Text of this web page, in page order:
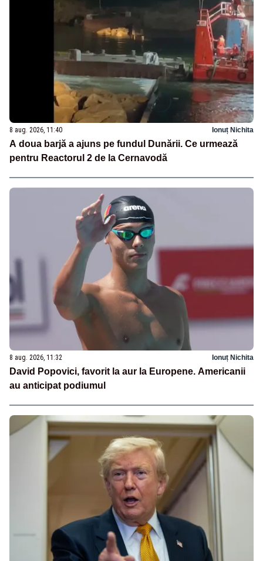
8 aug. 2026, 11:40 Ionuț Nichita
A doua barjă a ajuns pe fundul Dunării. Ce urmează
pentru Reactorul 2 de la Cernavodă
8 aug. 2026, 11:32 Ionuț Nichita
David Popovici, favorit la aur la Europene. Americanii
au anticipat podiumul